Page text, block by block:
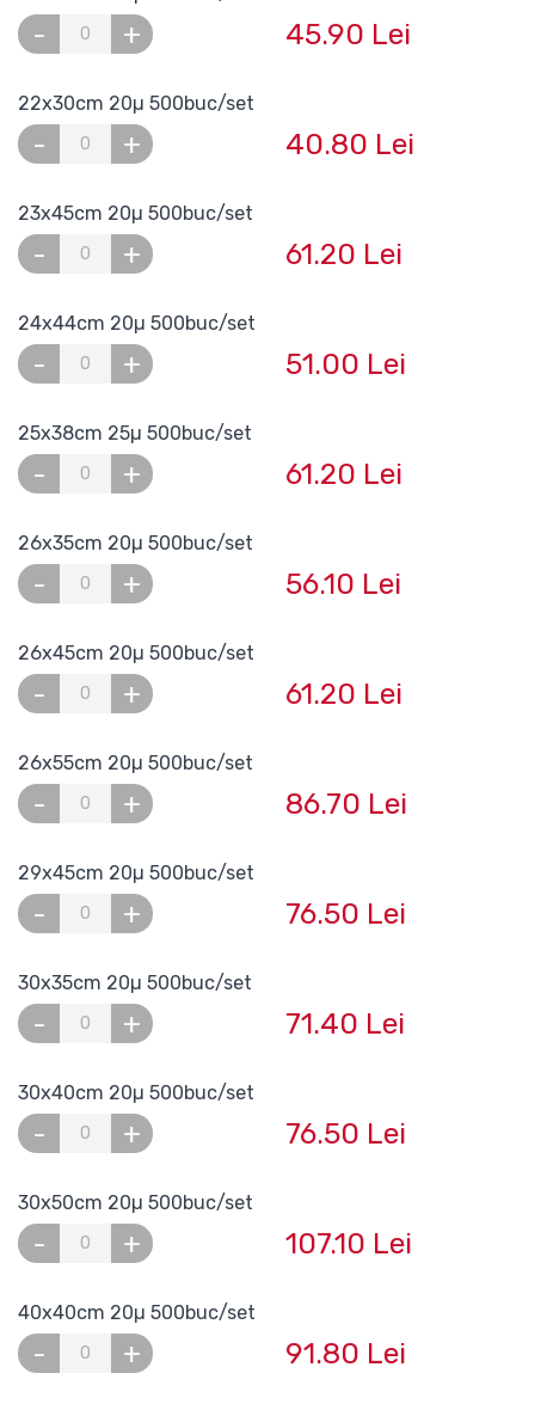
- + 45.90 Lei
22x30cm 20µ 500buc/set
- + 40.80 Lei
23x45cm 20µ 500buc/set
- + 61.20 Lei
24x44cm 20µ 500buc/set
- + 51.00 Lei
25x38cm 25µ 500buc/set
- + 61.20 Lei
26x35cm 20µ 500buc/set
- + 56.10 Lei
26x45cm 20µ 500buc/set
- + 61.20 Lei
26x55cm 20µ 500buc/set
- + 86.70 Lei
29x45cm 20µ 500buc/set
- + 76.50 Lei
30x35cm 20µ 500buc/set
- + 71.40 Lei
30x40cm 20µ 500buc/set
- + 76.50 Lei
30x50cm 20µ 500buc/set
- + 107.10 Lei
40x40cm 20µ 500buc/set
- + 91.80 Lei